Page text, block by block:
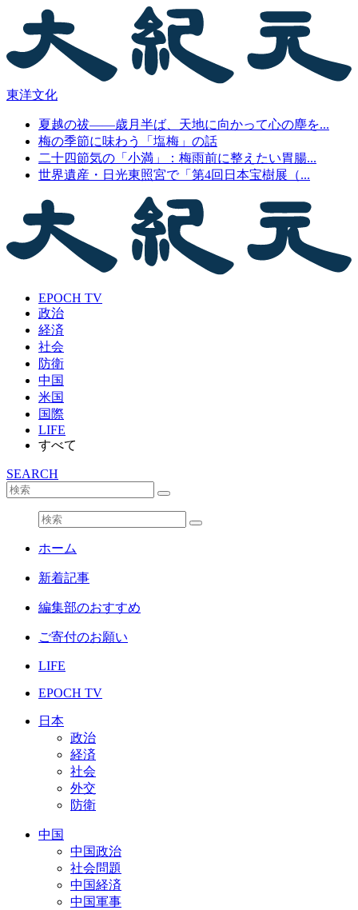
東洋文化
夏越の祓――歳月半ば、天地に向かって心の塵を...
梅の季節に味わう「塩梅」の話
二十四節気の「小満」：梅雨前に整えたい胃腸...
世界遺産・日光東照宮で「第4回日本宝樹展（...
EPOCH TV
政治
経済
社会
防衛
中国
米国
国際
LIFE
すべて
SEARCH
ホーム
新着記事
編集部のおすすめ
ご寄付のお願い
LIFE
EPOCH TV
日本
政治
経済
社会
外交
防衛
中国
中国政治
社会問題
中国経済
中国軍事